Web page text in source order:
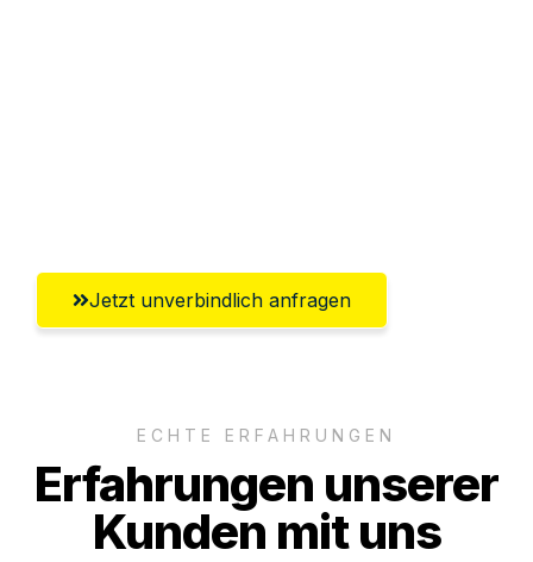
Jetzt unverbindlich anfragen
ECHTE ERFAHRUNGEN
Erfahrungen unserer
Kunden mit uns